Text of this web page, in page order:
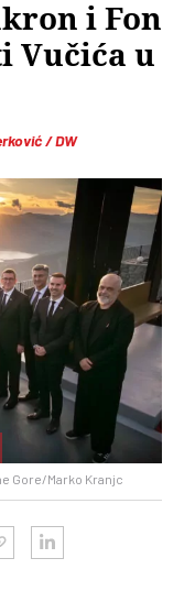
i Fon
Vučića u
/ DW
Gore/Marko Kranjc